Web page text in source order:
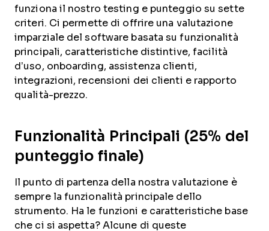
funziona il nostro testing e punteggio su sette
criteri. Ci permette di offrire una valutazione
imparziale del software basata su funzionalità
principali, caratteristiche distintive, facilità
d’uso, onboarding, assistenza clienti,
integrazioni, recensioni dei clienti e rapporto
qualità-prezzo.
Funzionalità Principali (25% del
punteggio finale)
Il punto di partenza della nostra valutazione è
sempre la funzionalità principale dello
strumento. Ha le funzioni e caratteristiche base
che ci si aspetta? Alcune di queste